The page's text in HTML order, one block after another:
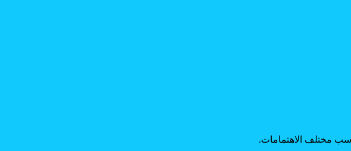
مختلف الاهتمامات.